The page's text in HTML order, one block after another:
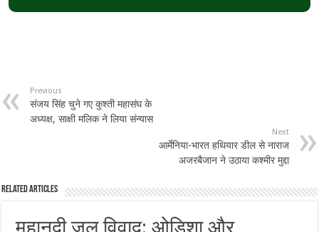
Previous
संजय सिंह चुने गए कुश्ती महासंघ के
अध्यक्ष, साक्षी मलिक ने लिया संन्यास
Next
आर्मेनिया-भारत हथियार डील से नाराज
अजरबैजान ने उठाया कश्‍मीर मुद्दा
Related Articles
महानदी जल विवाद: ओडिशा और